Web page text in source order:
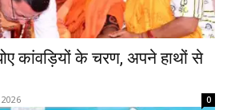
कांवड़ियों के चरण, अपने हाथों से
0